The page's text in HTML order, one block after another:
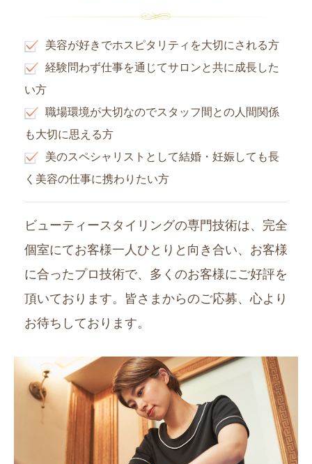
美容が好きでホスピタリティを大切にされる方
経験問わず仕事を通じてサロンと共に成長した
い方
職場環境が大切なのでスタッフ間との人間関係
も大切に思える方
美のスペシャリストとして結婚・妊娠しても長
く美容の仕事に携わりたい方
ビューティースタイリングの専門技術は、完全
個室にてお客様一人ひとりと向き合い、お客様
に合ったプロ技術で、多くのお客様にご好評を
頂いております。皆さまからのご応募、心より
お待ちしております。